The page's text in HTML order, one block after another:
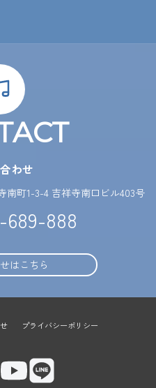
わせ
南町1-3-4 吉祥寺南口ビル403号
689-888
はこちら
プライバシーポリシー